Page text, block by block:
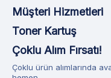
Müşteri Hizmetleri
Toner Kartuş
Çoklu Alım Fırsatı!
Çoklu ürün alımlarında